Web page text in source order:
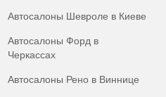
Автосалоны Шевроле в Киеве
Автосалоны Форд в
Черкассах
Автосалоны Рено в Виннице